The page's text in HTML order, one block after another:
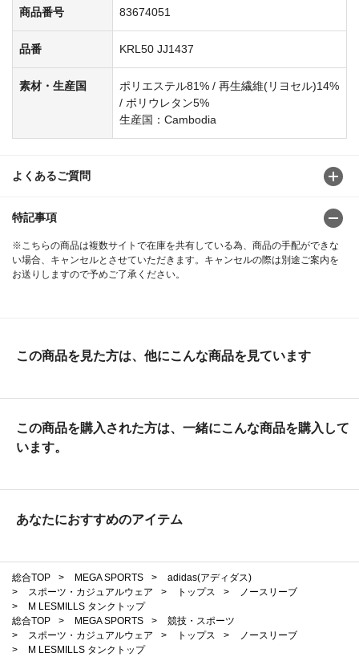
商品番号 83674051
品番 KRL50 JJ1437
素材・生産国
ポリエステル81% / 再生繊維(リヨセル)14%
/ ポリウレタン5%
生産国：Cambodia
よくあるご質問
特記事項
※こちらの商品は複数サイトで在庫を共有している為、商品の手配ができな
い場合、キャンセルとさせていただきます。キャンセルの際は別途ご案内を
お送りしますので予めご了承ください。
この商品を見た方は、他にこんな商品を見ています
この商品を購入された方は、一緒にこんな商品を購入して
います。
あなたにおすすめのアイテム
総合TOP > MEGA SPORTS >
adidas(アディダス)
>
スポーツ・カジュアルウェア > トップス >
ノースリーブ
>
M LESMILLS タンクトップ
総合TOP
> MEGA SPORTS >
競技・スポーツ
>
スポーツ・カジュアルウェア > トップス >
ノースリーブ
>
M LESMILLS タンクトップ